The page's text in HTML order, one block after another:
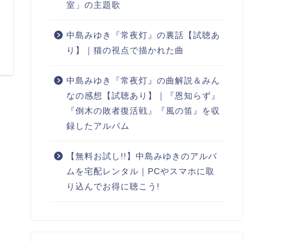
室」の主題歌
中島みゆき『常夜灯』の裏話【試聴あ
り】｜猫の視点で描かれた曲
中島みゆき『常夜灯』の曲解説＆みん
なの感想【試聴あり】｜『恩知らず』
『倒木の敗者復活戦』『風の笛』を収
録したアルバム
【無料お試し!!】中島みゆきのアルバ
ムを宅配レンタル｜PCやスマホに取
り込んでお得に聴こう!